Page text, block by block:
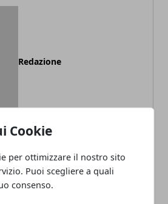
Cookie
per ottimizzare il nostro sito
Puoi scegliere a quali
consenso.
Redazione